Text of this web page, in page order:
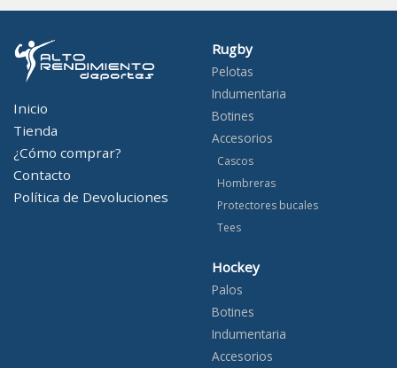
Inicio
Tienda
¿Cómo comprar?
Contacto
Política de Devoluciones
Rugby
Pelotas
Indumentaria
Botines
Accesorios
Cascos
Hombreras
Protectores bucales
Tees
Hockey
Palos
Botines
Indumentaria
Accesorios